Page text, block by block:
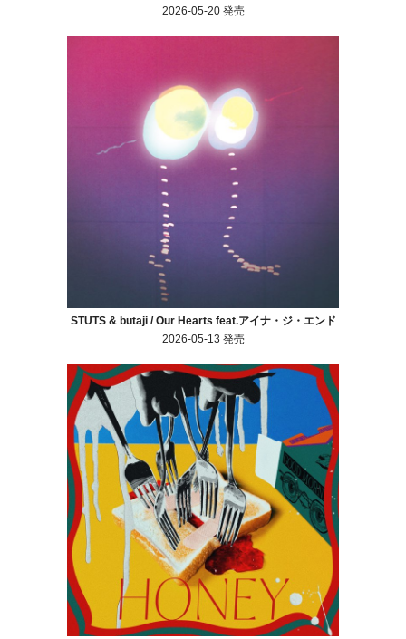
2026-05-20 発売
STUTS & butaji / Our Hearts feat.アイナ・ジ・エンド
2026-05-13 発売